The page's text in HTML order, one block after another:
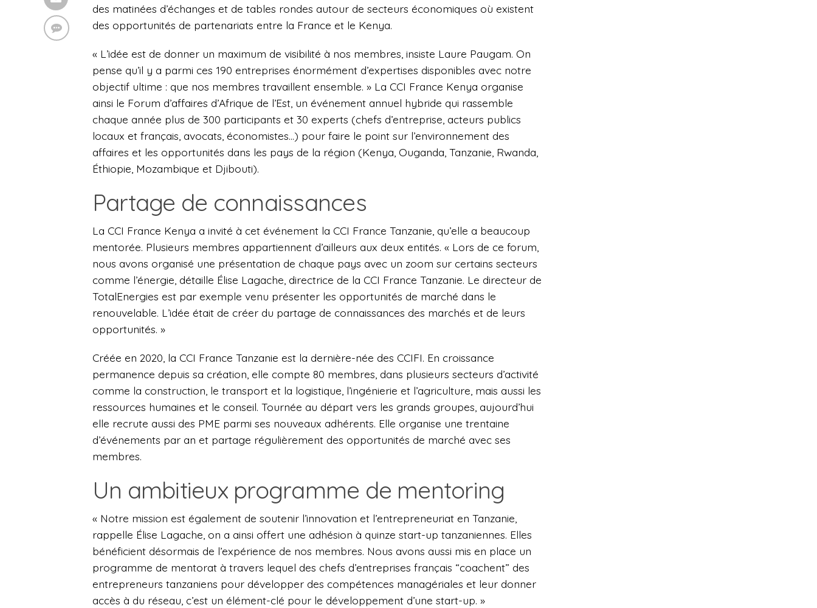
des matinées d’échanges et de tables rondes autour de secteurs économiques où existent
des opportunités de partenariats entre la France et le Kenya.
« L’idée est de donner un maximum de visibilité à nos membres, insiste Laure Paugam. On
pense qu’il y a parmi ces 190 entreprises énormément d’expertises disponibles avec notre
objectif ultime : que nos membres travaillent ensemble. » La CCI France Kenya organise
ainsi le Forum d’affaires d’Afrique de l’Est, un événement annuel hybride qui rassemble
chaque année plus de 300 participants et 30 experts (chefs d’entreprise, acteurs publics
locaux et français, avocats, économistes…) pour faire le point sur l’environnement des
affaires et les opportunités dans les pays de la région (Kenya, Ouganda, Tanzanie, Rwanda,
Éthiopie, Mozambique et Djibouti).
Partage de connaissances
La CCI France Kenya a invité à cet événement la CCI France Tanzanie, qu’elle a beaucoup
mentorée. Plusieurs membres appartiennent d’ailleurs aux deux entités. « Lors de ce forum,
nous avons organisé une présentation de chaque pays avec un zoom sur certains secteurs
comme l’énergie, détaille Élise Lagache, directrice de la CCI France Tanzanie. Le directeur de
TotalEnergies est par exemple venu présenter les opportunités de marché dans le
renouvelable. L’idée était de créer du partage de connaissances des marchés et de leurs
opportunités. »
Créée en 2020, la CCI France Tanzanie est la dernière-née des CCIFI. En croissance
permanence depuis sa création, elle compte 80 membres, dans plusieurs secteurs d’activité
comme la construction, le transport et la logistique, l’ingénierie et l’agriculture, mais aussi les
ressources humaines et le conseil. Tournée au départ vers les grands groupes, aujourd’hui
elle recrute aussi des PME parmi ses nouveaux adhérents. Elle organise une trentaine
d’événements par an et partage régulièrement des opportunités de marché avec ses
membres.
Un ambitieux programme de mentoring
« Notre mission est également de soutenir l’innovation et l’entrepreneuriat en Tanzanie,
rappelle Élise Lagache, on a ainsi offert une adhésion à quinze start-up tanzaniennes. Elles
bénéficient désormais de l’expérience de nos membres. Nous avons aussi mis en place un
programme de mentorat à travers lequel des chefs d’entreprises français “coachent” des
entrepreneurs tanzaniens pour développer des compétences managériales et leur donner
accès à du réseau, c’est un élément-clé pour le développement d’une start-up. »